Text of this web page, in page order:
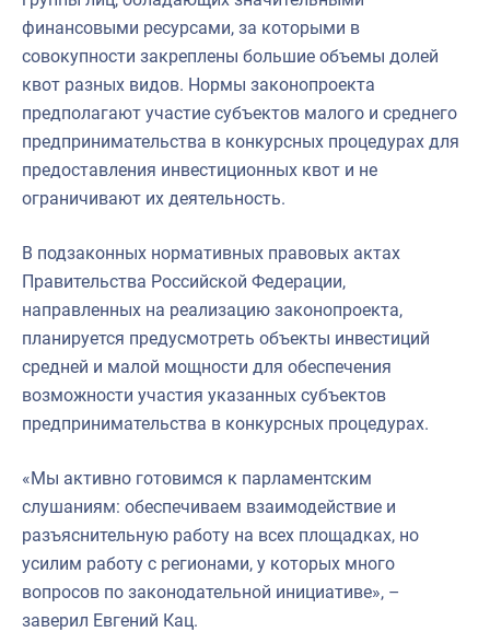
финансовыми ресурсами, за которыми в
совокупности закреплены большие объемы долей
квот разных видов. Нормы законопроекта
предполагают участие субъектов малого и среднего
предпринимательства в конкурсных процедурах для
предоставления инвестиционных квот и не
ограничивают их деятельность.
В подзаконных нормативных правовых актах
Правительства Российской Федерации,
направленных на реализацию законопроекта,
планируется предусмотреть объекты инвестиций
средней и малой мощности для обеспечения
возможности участия указанных субъектов
предпринимательства в конкурсных процедурах.
«Мы активно готовимся к парламентским
слушаниям: обеспечиваем взаимодействие и
разъяснительную работу на всех площадках, но
усилим работу с регионами, у которых много
вопросов по законодательной инициативе», –
заверил Евгений Кац.